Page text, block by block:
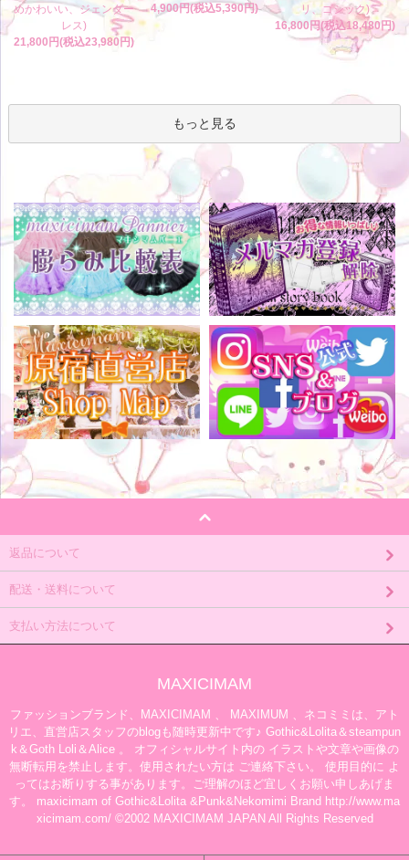
めかわいい、ジェンダー
レス)
21,800円(税込23,980円)
4,900円(税込5,390円)
リ、ゴシック)
16,800円(税込18,480円)
もっと見る
返品について
配送・送料について
支払い方法について
MAXICIMAM
ファッションブランド、MAXICIMAM 、 MAXIMUM 、ネコミミは、アト
リエ、直営店スタッフのblogも随時更新中です♪ Gothic&Lolita＆steampun
k＆Goth Loli＆Alice 。 オフィシャルサイト内の イラストや文章や画像の
無断転用を禁止します。使用されたい方は ご連絡下さい。 使用目的に よ
ってはお断りする事があります。ご理解のほど宜しくお願い申しあげま
す。 maxicimam of Gothic&Lolita &Punk&Nekomimi Brand http://www.ma
xicimam.com/ ©2002 MAXICIMAM JAPAN All Rights Reserved